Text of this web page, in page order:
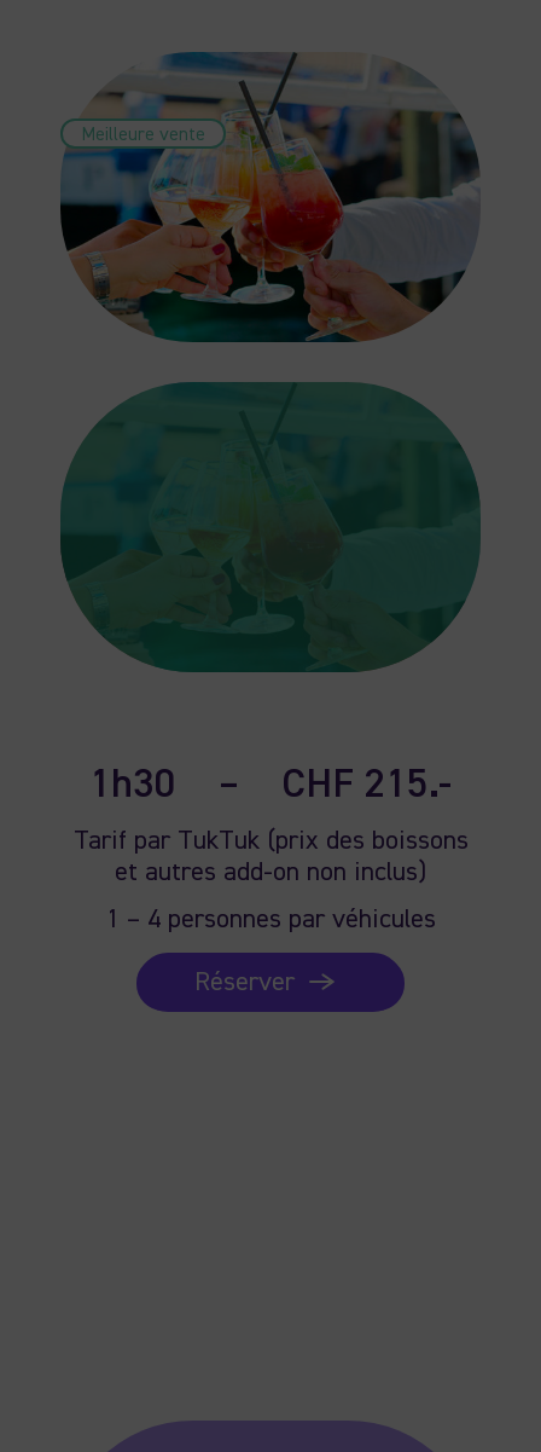
Meilleure vente
1h30 – CHF 215.-
Tarif par TukTuk (prix des boissons
et autres add-on non inclus)
1 – 4 personnes par véhicules
Réserver